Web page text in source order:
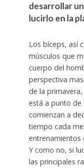
desarrollar
lucirlo en la
Los bíceps, así
músculos que
cuerpo del
perspectiva
de la
está a punto de
comienzan a
tiempo cada
entrenamientos
Y como no, si
las principales